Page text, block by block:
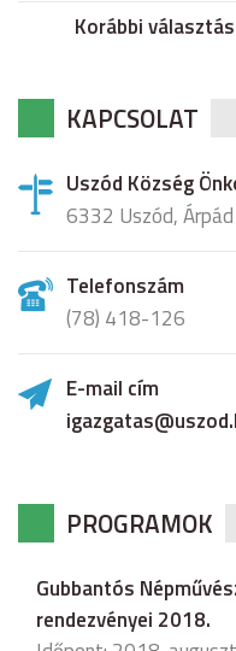
Korábbi
KAPCSOLAT
Uszód Község
6332 Uszód, Árpád
Telefonszám
(78) 418-126
E-mail cím
PROGRAMOK
Gubbantós
rendezvényei 2018.